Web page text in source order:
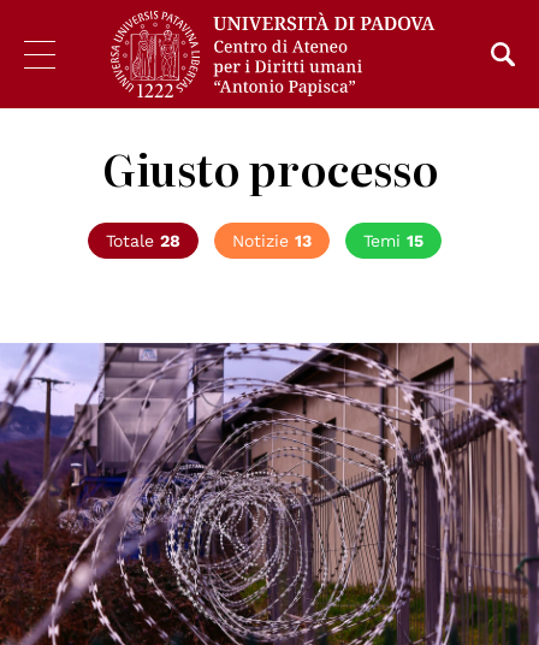
Giusto processo
Totale 28 Notizie 13 Temi 15